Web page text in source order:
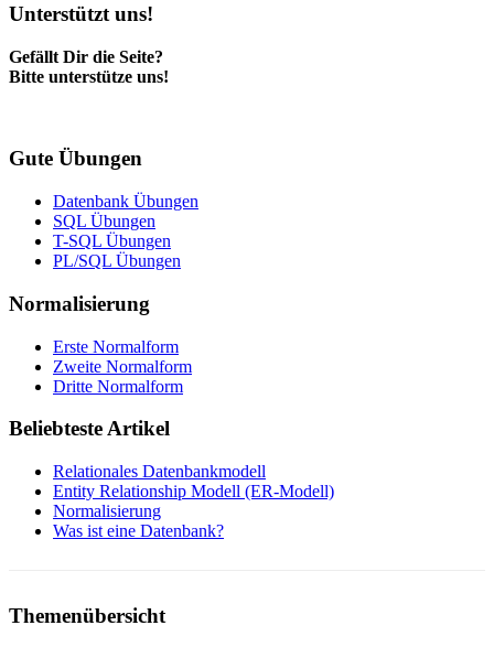
Unterstützt uns!
Gefällt Dir die Seite?
Bitte unterstütze uns!
Gute Übungen
Datenbank Übungen
SQL Übungen
T-SQL Übungen
PL/SQL Übungen
Normalisierung
Erste Normalform
Zweite Normalform
Dritte Normalform
Beliebteste Artikel
Relationales Datenbankmodell
Entity Relationship Modell (ER-Modell)
Normalisierung
Was ist eine Datenbank?
Themenübersicht